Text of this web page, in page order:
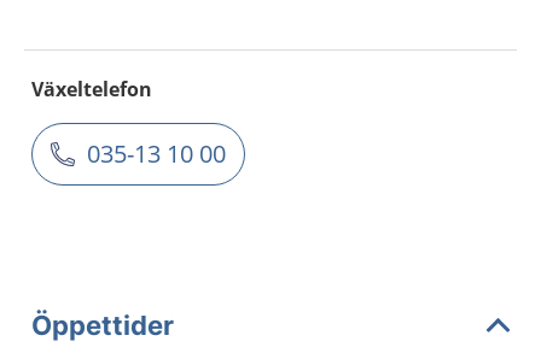
Växeltelefon
035-13 10 00
Öppettider